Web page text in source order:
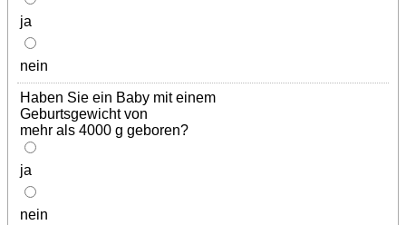
ja
nein
Haben Sie ein Baby mit einem
Geburtsgewicht von
mehr als 4000 g geboren?
ja
nein